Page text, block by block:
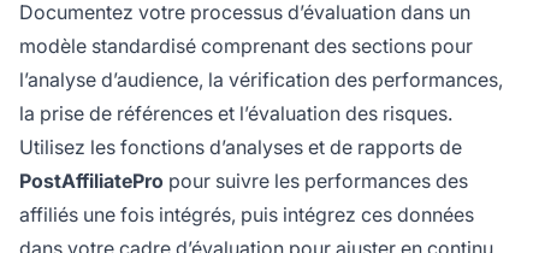
Documentez votre processus d’évaluation dans un
modèle standardisé comprenant des sections pour
l’analyse d’audience, la vérification des performances,
la prise de références et l’évaluation des risques.
Utilisez les fonctions d’analyses et de rapports de
PostAffiliatePro pour suivre les performances des
affiliés une fois intégrés, puis intégrez ces données